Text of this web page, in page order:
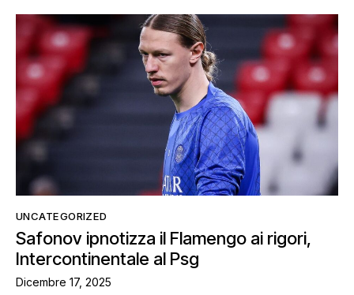
UNCATEGORIZED
Safonov ipnotizza il Flamengo ai rigori,
Intercontinentale al Psg
Dicembre 17, 2025